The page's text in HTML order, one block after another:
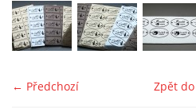
© 2025
← Předchozí Zpět